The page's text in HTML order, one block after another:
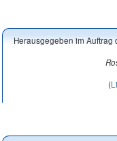
Herausgegeben im Auftrag
(